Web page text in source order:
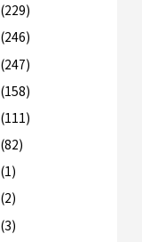
(229)
(246)
(247)
(158)
(111)
(82)
(1)
(2)
(3)